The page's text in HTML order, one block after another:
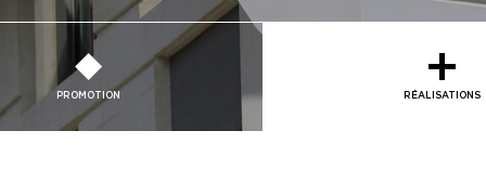
PROMOTION RÉALISATIONS